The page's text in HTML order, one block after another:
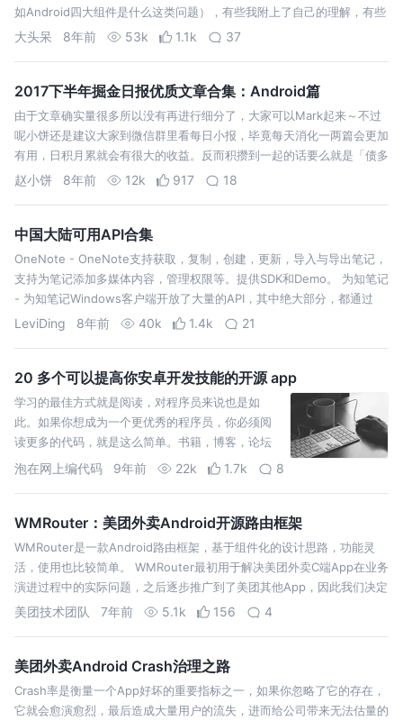
如Android四大组件是什么这类问题），有些我附上了自己的理解，有些
附上了详细的相关文章链接。大家挑自己感兴趣的内容查看即可，后期我
大头呆 8年前 53k 1.1k 37
2017下半年掘金日报优质文章合集：Android篇
由于文章确实量很多所以没有再进行细分了，大家可以Mark起来～不过
呢小饼还是建议大家到微信群里看每日小报，毕竟每天消化一两篇会更加
有用，日积月累就会有很大的收益。反而积攒到一起的话要么就是「债多
了不愁。。」再也不会打开（比如我TAT）；要么就是看得很累，要花很
赵小饼 8年前 12k 917 18
中国大陆可用API合集
OneNote - OneNote支持获取，复制，创建，更新，导入与导出笔记，
支持为笔记添加多媒体内容，管理权限等。提供SDK和Demo。 为知笔记
- 为知笔记Windows客户端开放了大量的API，其中绝大部分，都通过
COM提供，可以在javascript, C#, C++…
LeviDing 8年前 40k 1.4k 21
20 多个可以提高你安卓开发技能的开源 app
学习的最佳方式就是阅读，对程序员来说也是如
此。如果你想成为一个更优秀的程序员，你必须阅
读更多的代码，就是这么简单。书籍，博客，论坛
在某种程度上都是有益的，但是没有什么能替代功
泡在网上编代码 9年前 22k 1.7k 8
WMRouter：美团外卖Android开源路由框架
WMRouter是一款Android路由框架，基于组件化的设计思路，功能灵
活，使用也比较简单。 WMRouter最初用于解决美团外卖C端App在业务
演进过程中的实际问题，之后逐步推广到了美团其他App，因此我们决定
将其开源，希望更多技术同行一起开发，应用到更广泛的场景里去。Gi…
美团技术团队 7年前 5.1k 156 4
美团外卖Android Crash治理之路
Crash率是衡量一个App好坏的重要指标之一，如果你忽略了它的存在，
它就会愈演愈烈，最后造成大量用户的流失，进而给公司带来无法估量的